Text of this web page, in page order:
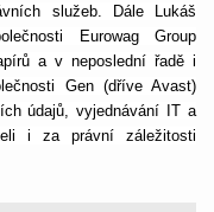
služeb. Dále Lukáš
Eurowag Group
a v neposlední řadě i
Gen (dříve Avast)
údajů, vyjednávání IT a
i za právní záležitosti